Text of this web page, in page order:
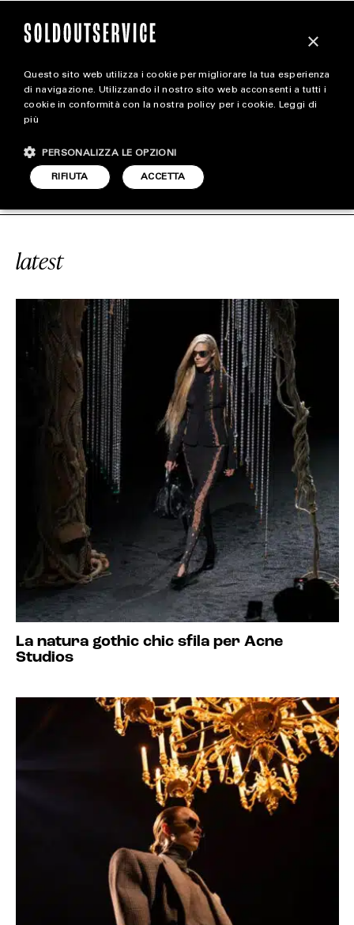
magazine
STYLE
FOOTWEAR
#FW23 SOLDOUTSERVICE
latest
La natura gothic chic sfila per Acne
Studios
×
Questo sito web utilizza i cookie per migliorare la tua esperienza
di navigazione. Utilizzando il nostro sito web acconsenti a tutti i
cookie in conformità con la nostra policy per i cookie. Leggi di
più
ACCETTA
RIFIUTA
PERSONALIZZA LE OPZIONI